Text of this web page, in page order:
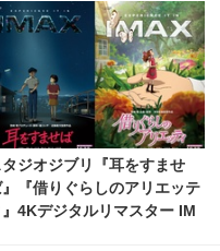
タジオジブリ『耳をすませ
』『借りぐらしのアリエッテ
』4Kデジタルリマスター IM